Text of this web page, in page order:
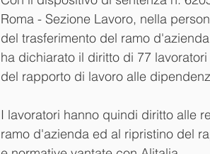
Roma - Sezione Lavoro, nella
del trasferimento del ramo
ha dichiarato il diritto di 77
del rapporto di lavoro alle
I lavoratori hanno quindi diritto alle
ramo d'azienda ed al ripristino del